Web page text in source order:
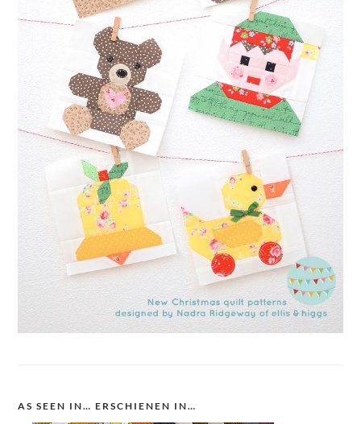
AS SEEN IN… ERSCHIENEN IN…